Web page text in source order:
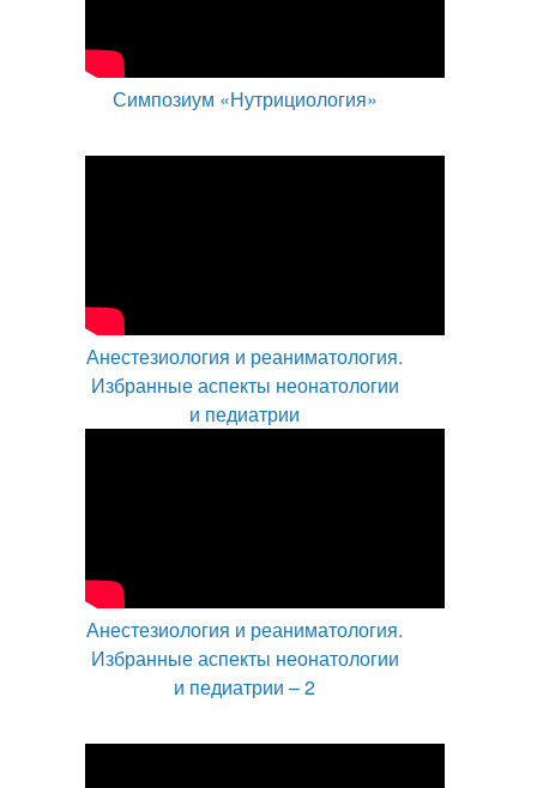
Симпозиум «Нутрициология»
Анестезиология и реаниматология.
Избранные аспекты неонатологии
и педиатрии
Анестезиология и реаниматология.
Избранные аспекты неонатологии
и педиатрии – 2